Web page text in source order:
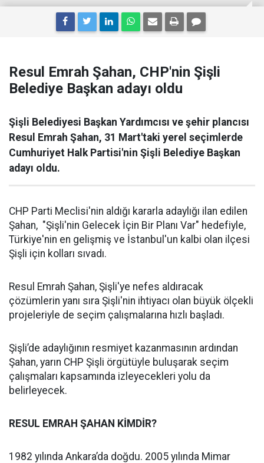
Resul Emrah Şahan, CHP'nin Şişli
Belediye Başkan adayı oldu
Şişli Belediyesi Başkan Yardımcısı ve şehir plancısı
Resul Emrah Şahan, 31 Mart'taki yerel seçimlerde
Cumhuriyet Halk Partisi'nin Şişli Belediye Başkan
adayı oldu.
CHP Parti Meclisi'nin aldığı kararla adaylığı ilan edilen
Şahan, "Şişli'nin Gelecek İçin Bir Planı Var" hedefiyle,
Türkiye'nin en gelişmiş ve İstanbul'un kalbi olan ilçesi
Şişli için kolları sıvadı.
Resul Emrah Şahan, Şişli'ye nefes aldıracak
çözümlerin yanı sıra Şişli'nin ihtiyacı olan büyük ölçekli
projeleriyle de seçim çalışmalarına hızlı başladı.
Şişli’de adaylığının resmiyet kazanmasının ardından
Şahan, yarın CHP Şişli örgütüyle buluşarak seçim
çalışmaları kapsamında izleyecekleri yolu da
belirleyecek.
RESUL EMRAH ŞAHAN KİMDİR?
1982 yılında Ankara’da doğdu. 2005 yılında Mimar